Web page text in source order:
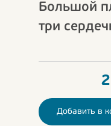
Большой
три
Добавить в